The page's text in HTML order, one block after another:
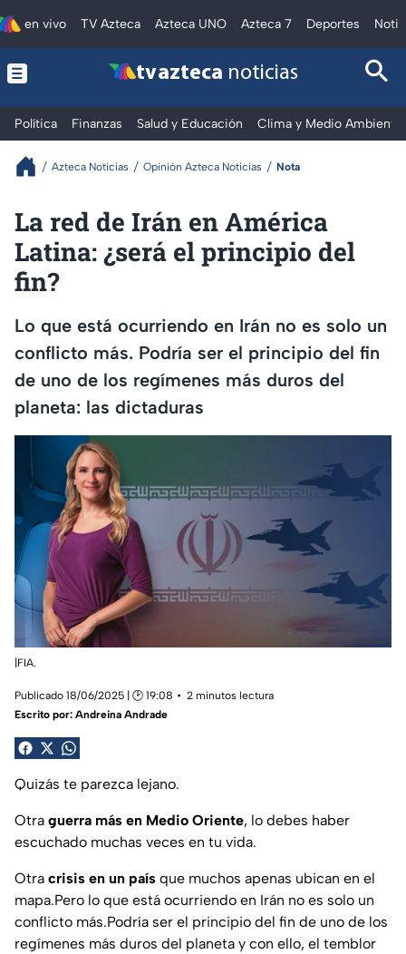
en vivo TV Azteca Azteca UNO Azteca 7 Deportes
tv azteca noticias
Política Finanzas Salud y Educación Clima y Medio Ambiente
Azteca Noticias Opinión Azteca Noticias Nota
La red de Irán en América
Latina: ¿será el principio del
fin?
Lo que está ocurriendo en Irán no es solo un
conflicto más. Podría ser el principio del fin
de uno de los regímenes más duros del
planeta: las dictaduras
|FIA.
Publicado 18/06/2025 | 🕑 19:08
2 minutos lectura
Escrito por: Andreina Andrade
Quizás te parezca lejano.
Otra guerra más en Medio Oriente, lo debes haber
escuchado muchas veces en tu vida.
Otra crisis en un país que muchos apenas ubican en el
mapa.Pero lo que está ocurriendo en Irán no es solo un
conflicto más.Podría ser el principio del fin de uno de los
regímenes más duros del planeta y con ello, el temblor